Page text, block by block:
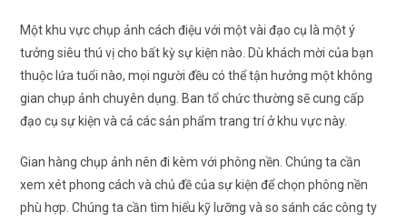
Một khu vực chụp ảnh cách điệu với một vài đạo cụ là một ý
tưởng siêu thú vị cho bất kỳ sự kiện nào. Dù khách mời của bạn
thuộc lứa tuổi nào, mọi người đều có thể tận hưởng một không
gian chụp ảnh chuyên dụng. Ban tổ chức thường sẽ cung cấp
đạo cụ sự kiện và cả các sản phẩm trang trí ở khu vực này.
Gian hàng chụp ảnh nên đi kèm với phông nền. Chúng ta cần
xem xét phong cách và chủ đề của sự kiện để chọn phông nền
phù hợp. Chúng ta cần tìm hiểu kỹ lưỡng và so sánh các công ty